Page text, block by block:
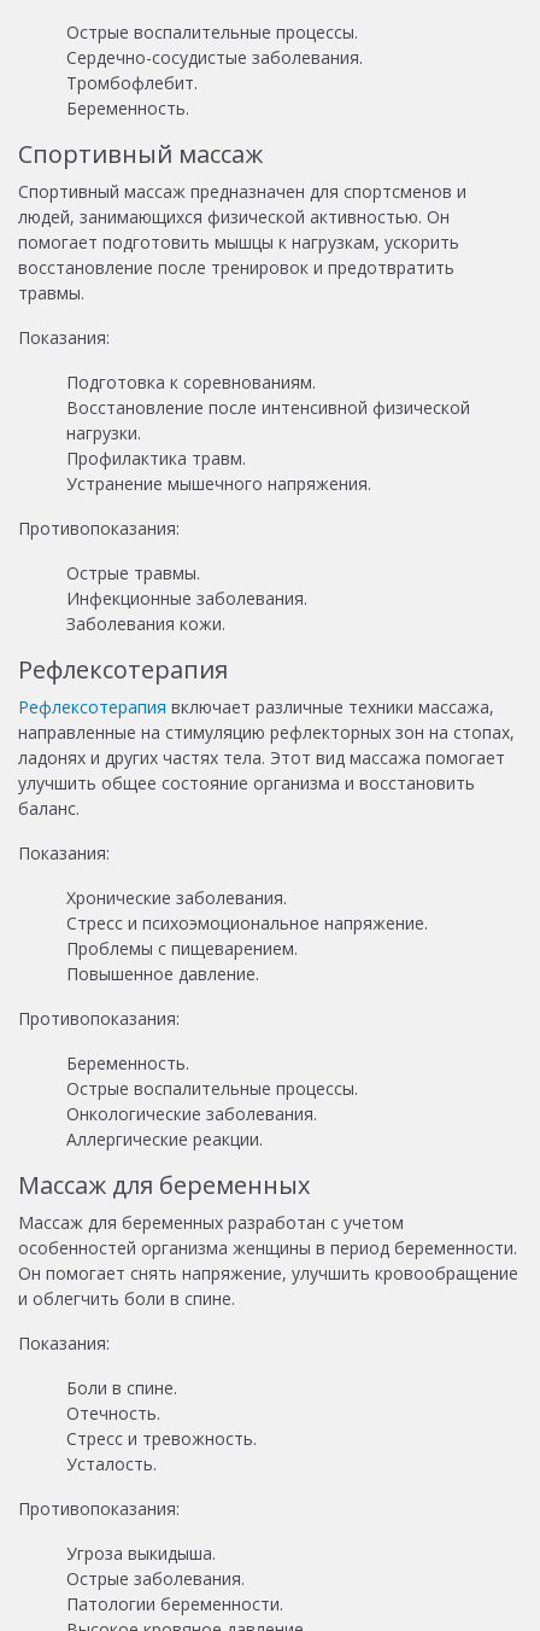
Острые воспалительные процессы.
Сердечно-сосудистые заболевания.
Тромбофлебит.
Беременность.
Спортивный массаж
Спортивный массаж предназначен для спортсменов и
людей, занимающихся физической активностью. Он
помогает подготовить мышцы к нагрузкам, ускорить
восстановление после тренировок и предотвратить
травмы.
Показания:
Подготовка к соревнованиям.
Восстановление после интенсивной физической
нагрузки.
Профилактика травм.
Устранение мышечного напряжения.
Противопоказания:
Острые травмы.
Инфекционные заболевания.
Заболевания кожи.
Рефлексотерапия
Рефлексотерапия включает различные техники массажа,
направленные на стимуляцию рефлекторных зон на стопах,
ладонях и других частях тела. Этот вид массажа помогает
улучшить общее состояние организма и восстановить
баланс.
Показания:
Хронические заболевания.
Стресс и психоэмоциональное напряжение.
Проблемы с пищеварением.
Повышенное давление.
Противопоказания:
Беременность.
Острые воспалительные процессы.
Онкологические заболевания.
Аллергические реакции.
Массаж для беременных
Массаж для беременных разработан с учетом
особенностей организма женщины в период беременности.
Он помогает снять напряжение, улучшить кровообращение
и облегчить боли в спине.
Показания:
Боли в спине.
Отечность.
Стресс и тревожность.
Усталость.
Противопоказания:
Угроза выкидыша.
Острые заболевания.
Патологии беременности.